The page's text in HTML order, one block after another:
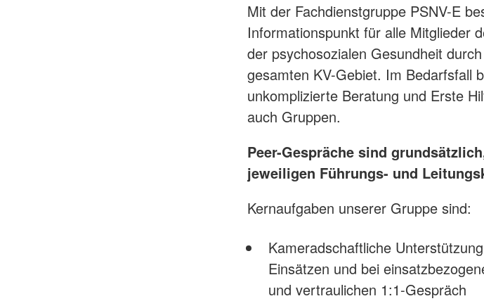
Mit der Fachdienstgruppe PSNV-E
Informationspunkt für alle Mitglieder
der psychosozialen Gesundheit
gesamten KV-Gebiet. Im Bedarfsfall
unkomplizierte Beratung und Erste
auch Gruppen.
Peer-Gespräche sind
jeweiligen Führungs- und
Kernaufgaben unserer Gruppe sind:
Kameradschaftliche
Einsätzen und bei
und vertraulichen 1:1-Gespräch